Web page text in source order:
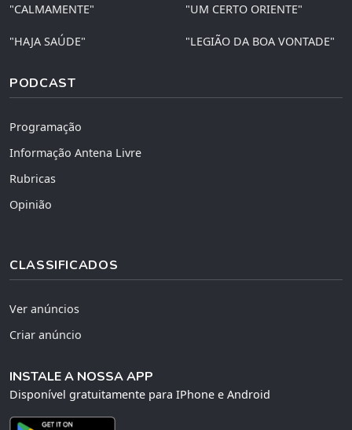
"CALMAMENTE" "UM CERTO ORIENTE"
"HAJA SAÚDE" "LEGIÃO DA BOA VONTADE"
PODCAST
Programação
Informação Antena Livre
Rubricas
Opinião
CLASSIFICADOS
Ver anúncios
Criar anúncio
INSTALE A NOSSA APP
Disponível gratuitamente para IPhone e Android